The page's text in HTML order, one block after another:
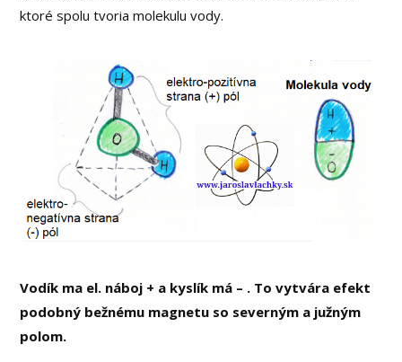
ktoré spolu tvoria molekulu vody.
Vodík ma el. náboj + a kyslík má – . To vytvára efekt
podobný bežnému magnetu so severným a južným
polom.